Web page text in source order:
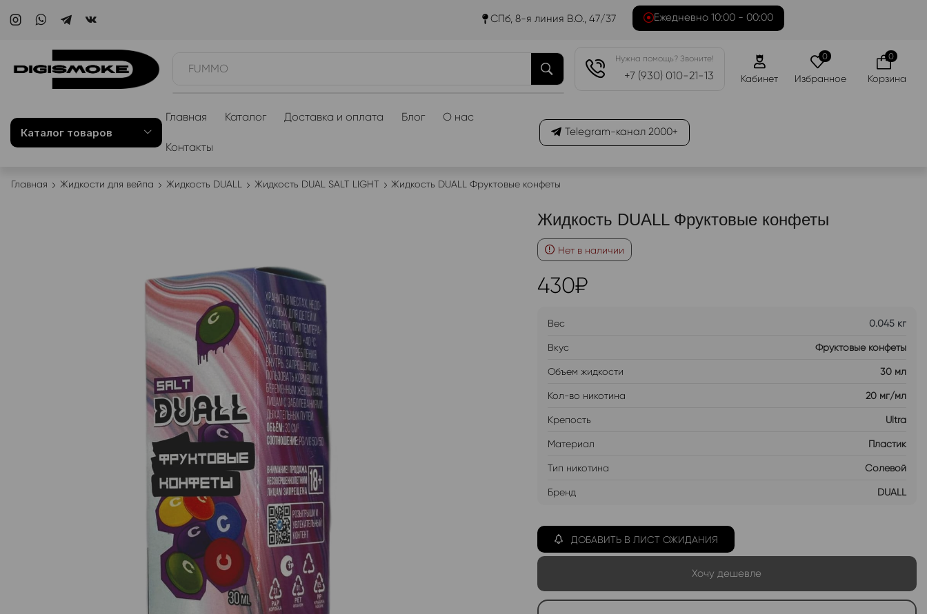
СПб, 8-я линия В.О., 47/37 Ежедневно 10:00 - 00:00
WAKA
Нужна помощь? Звоните!
+7 (930) 010-21-13 Кабинет
0
Избранное
0
Корзина
Каталог товаров
Главная Каталог Доставка и оплата Блог О нас
Контакты
Telegram-канал 2000+
Главная Жидкости для вейпа Жидкость DUALL Жидкость DUAL SALT LIGHT Жидкость DUALL Фруктовые конфеты
Жидкость DUALL Фруктовые конфеты
Нет в наличии
430₽
Вес 0.045 кг
Вкус Фруктовые конфеты
Объем жидкости 30 мл
Кол-во никотина 20 мг/мл
Крепость Ultra
Материал Пластик
Тип никотина Солевой
Бренд DUALL
ДОБАВИТЬ В ЛИСТ ОЖИДАНИЯ
Хочу дешевле